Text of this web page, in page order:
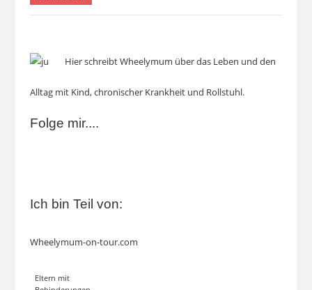
Hier schreibt Wheelymum über das Leben und den
Alltag mit Kind, chronischer Krankheit und Rollstuhl.
Folge mir....
Ich bin Teil von:
Wheelymum-on-tour.com
Eltern mit